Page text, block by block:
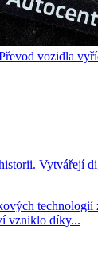
vozidla
Vytvářejí
technologií
vzniklo díky...